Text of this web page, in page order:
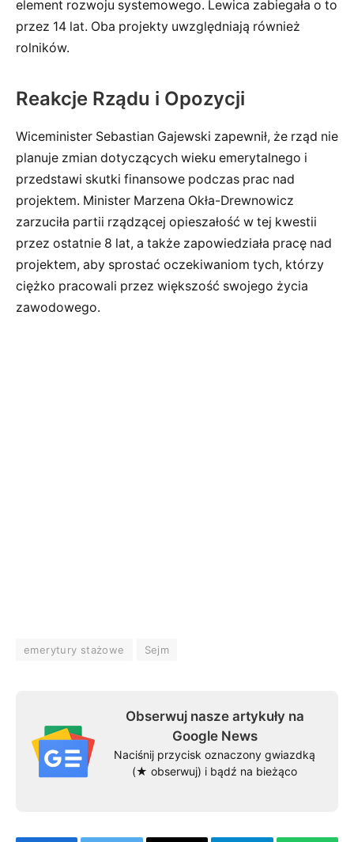
element rozwoju systemowego. Lewica zabiegała o to
przez 14 lat. Oba projekty uwzględniają również
rolników.
Reakcje Rządu i Opozycji
Wiceminister Sebastian Gajewski zapewnił, że rząd nie
planuje zmian dotyczących wieku emerytalnego i
przedstawi skutki finansowe podczas prac nad
projektem. Minister Marzena Okła-Drewnowicz
zarzuciła partii rządzącej opieszałość w tej kwestii
przez ostatnie 8 lat, a także zapowiedziała pracę nad
projektem, aby sprostać oczekiwaniom tych, którzy
ciężko pracowali przez większość swojego życia
zawodowego.
emerytury stażowe Sejm
Obserwuj nasze artykuły na
Google News
Naciśnij przycisk oznaczony gwiazdką
(★ obserwuj) i bądź na bieżąco